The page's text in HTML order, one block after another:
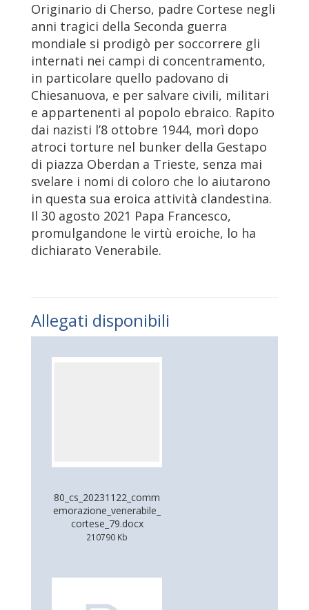
Originario di Cherso, padre Cortese negli
anni tragici della Seconda guerra
mondiale si prodigò per soccorrere gli
internati nei campi di concentramento,
in particolare quello padovano di
Chiesanuova, e per salvare civili, militari
e appartenenti al popolo ebraico. Rapito
dai nazisti l’8 ottobre 1944, morì dopo
atroci torture nel bunker della Gestapo
di piazza Oberdan a Trieste, senza mai
svelare i nomi di coloro che lo aiutarono
in questa sua eroica attività clandestina.
Il 30 agosto 2021 Papa Francesco,
promulgandone le virtù eroiche, lo ha
dichiarato Venerabile.
Allegati disponibili
80_cs_20231122_comm
emorazione_venerabile_
cortese_79.docx
210790 Kb